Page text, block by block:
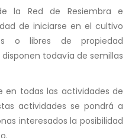
la Red de Resiembra e
de iniciarse en el cultivo
o libres de propiedad
todavía de semillas
en todas las actividades de
actividades se pondrá a
interesados la posibilidad